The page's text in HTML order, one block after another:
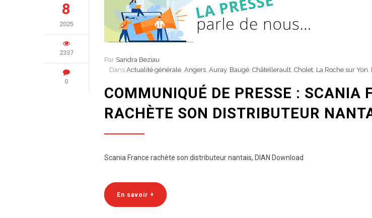
8
2025
2337
0
Par Sandra Beziau
Dans Actualité générale, Angers, Auray, Baugé, Châtellerault, Cholet, La Roche sur Yon,
COMMUNIQUÉ DE PRESSE : SCANIA
RACHÈTE SON DISTRIBUTEUR
Scania France rachète son distributeur nantais, DIAN Download
En savoir +